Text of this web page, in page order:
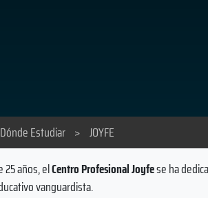
Dónde Estudiar > JOYFE
25 años, elCentro Profesional Joyfese ha
vanguardista.